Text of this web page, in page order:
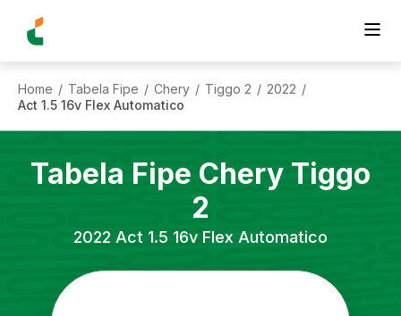
Home / Tabela Fipe / Chery / Tiggo 2 / 2022 /
Act 1.5 16v Flex Automatico
Tabela Fipe Chery Tiggo
2
2022 Act 1.5 16v Flex Automatico